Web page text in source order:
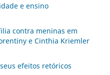
e ensino
contra meninas em
e Cinthia Kriemler
efeitos retóricos